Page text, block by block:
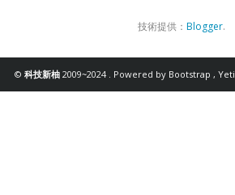
技術提供： Blogger.
© 科技新柚 2009~2024 . Powered by Bootstrap , Yeti